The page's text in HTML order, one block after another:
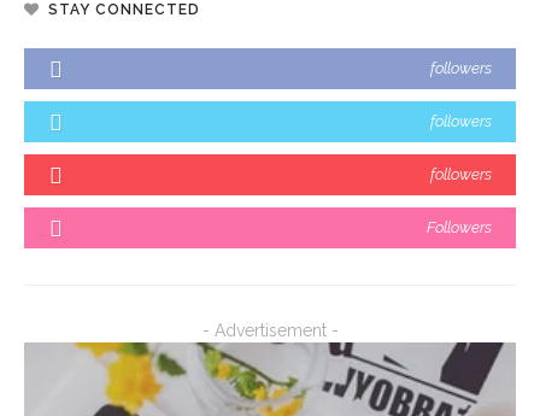
STAY CONNECTED
followers
followers
followers
Followers
- Advertisement -